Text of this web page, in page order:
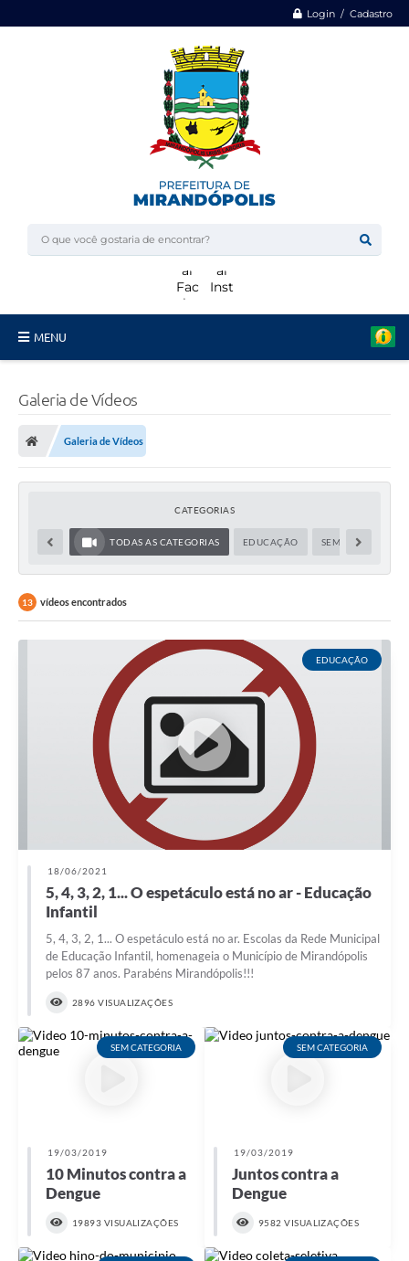
Login / Cadastro
MENU
Licitações
Transparência
Legislação
Previdência Complementar
Feriados e Datas Comemorativas
Galeria de Fotos
Galeria de Vídeos
Terceiro Setor
Serviços Online
Contato
Cadastro de Artistas
Galeria de Vídeos
Galeria de Vídeos
CATEGORIAS
TODAS AS CATEGORIAS EDUCAÇÃO SEM CATEGORIA
13 vídeos encontrados
EDUCAÇÃO
18/06/2021
5, 4, 3, 2, 1... O espetáculo está no ar - Educação
Infantil
5, 4, 3, 2, 1... O espetáculo está no ar. Escolas da Rede Municipal
de Educação Infantil, homenageia o Município de Mirandópolis
pelos 87 anos. Parabéns Mirandópolis!!!
2896 VISUALIZAÇÕES
SEM CATEGORIA
19/03/2019
10 Minutos contra a
Dengue
19893 VISUALIZAÇÕES
SEM CATEGORIA
19/03/2019
Juntos contra a
Dengue
9582 VISUALIZAÇÕES